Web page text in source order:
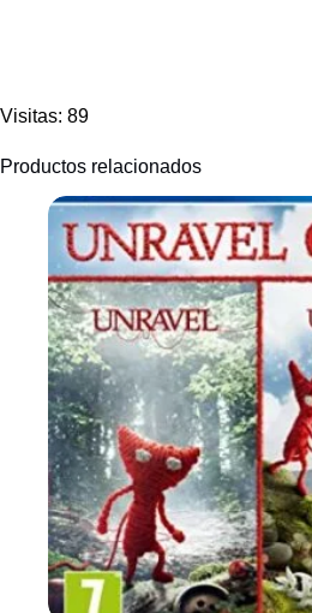
Visitas: 89
Productos relacionados